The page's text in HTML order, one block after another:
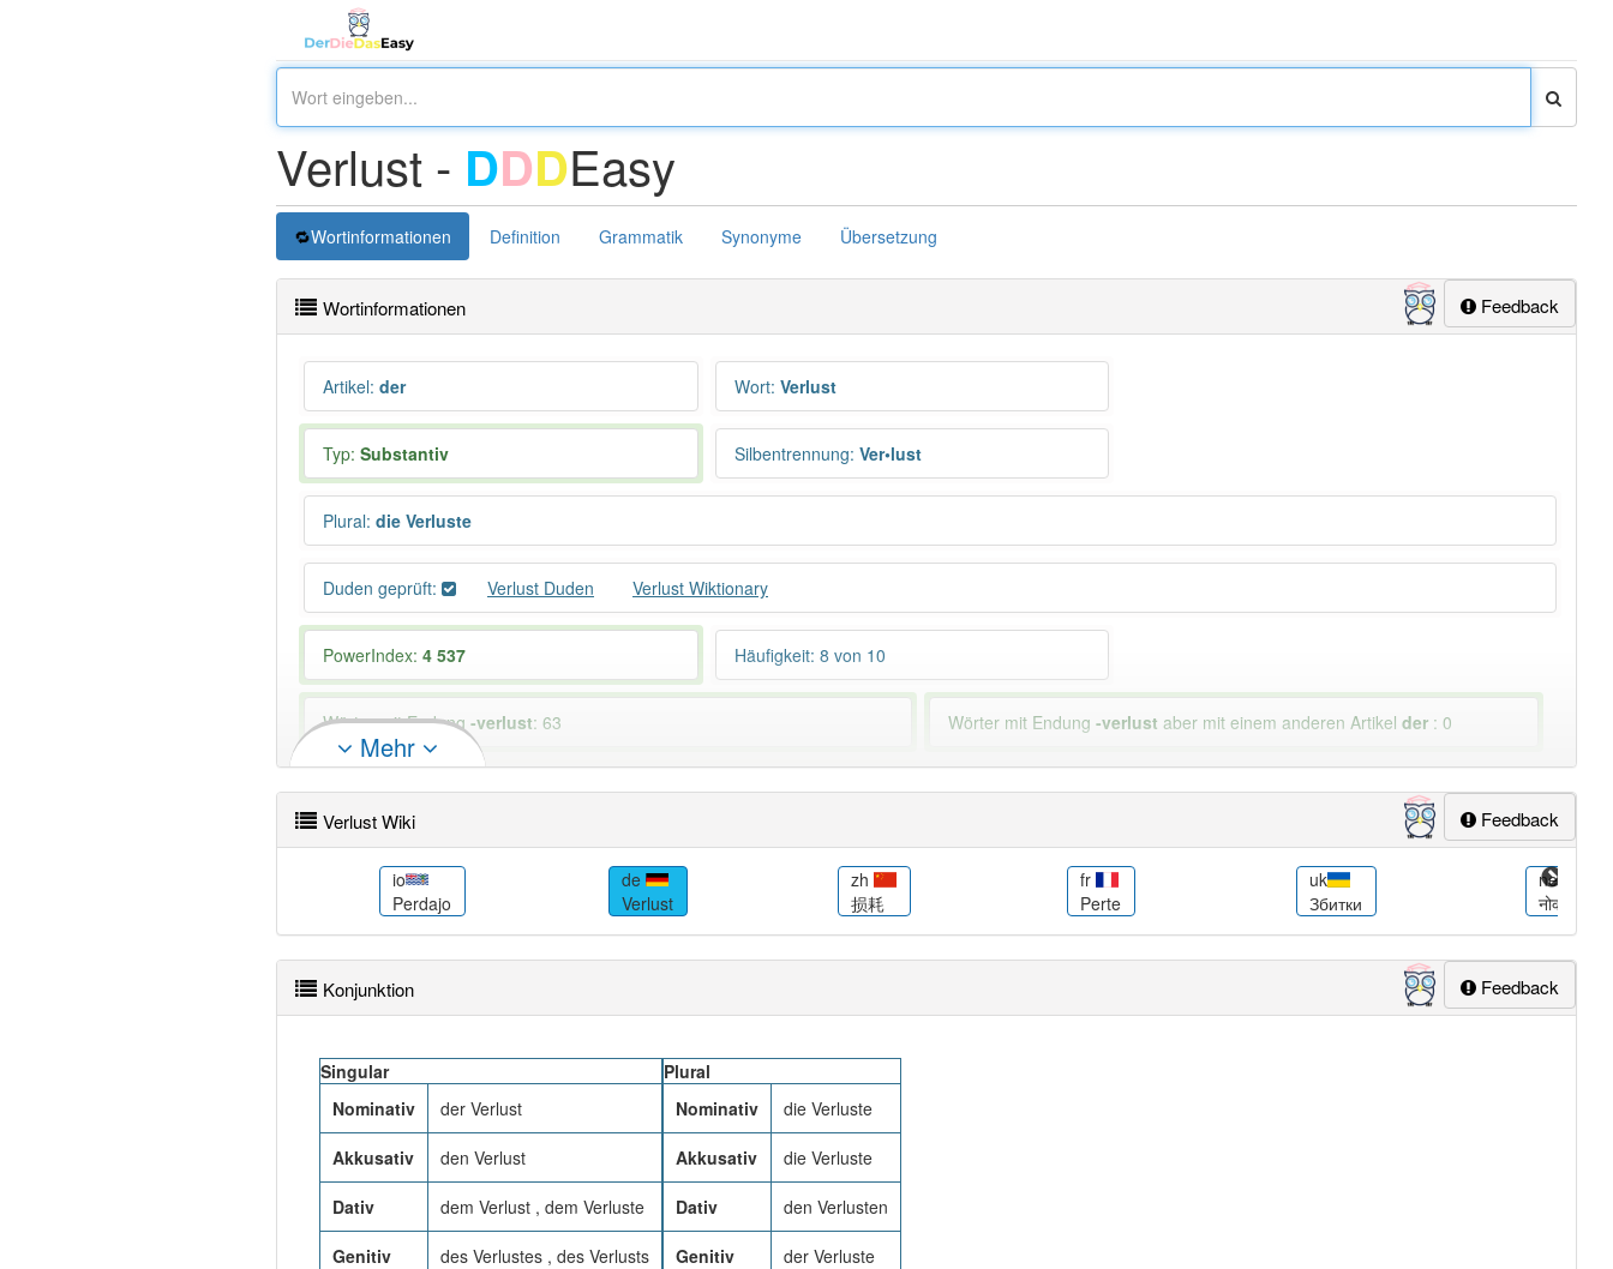
Verlust - DDDEasy
Wortinformationen Definition Grammatik Synonyme Übersetzung
Feedback
Wortinformationen
Artikel: der Wort: Verlust
Typ: Substantiv Silbentrennung: Ver•lust
Plural: die Verluste
Duden geprüft: Verlust Duden Verlust Wiktionary
PowerIndex: 4 537 Häufigkeit: 8 von 10
Wörter mit Endung -verlust: 63 Wörter mit Endung-verlust aber mit einem anderen Artikelder : 0
84% unserer Spielapp-Nutzer haben den Artikel korrekt erraten.
Mehr
Feedback
Verlust Wiki
io
Perdajo
de
Verlust
zh
损耗
fr
Perte
uk
Збитки
ne
नोक्सान
Feedback
Konjunktion
Singular
Nominativ
der Verlust
Akkusativ den Verlust
Dativ dem Verlust , dem Verluste
Genitiv des Verlustes , des Verlusts
Plural
Nominativ
die Verluste
Akkusativ die Verluste
Dativ den Verlusten
Genitiv der Verluste